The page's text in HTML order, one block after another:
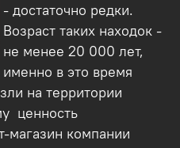
- достаточно редки.
Возраст таких находок -
не менее 20 000 лет,
именно в это время
на территории
ценность
магазин компании